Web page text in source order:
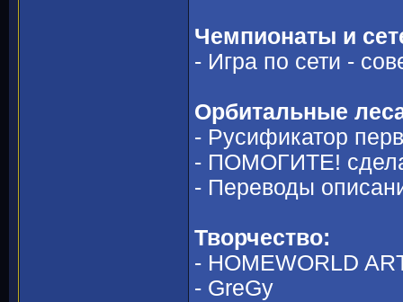
Чемпионаты и
- Игра по сети -
Орбитальные
- Русификатор
- ПОМОГИТЕ!
- Переводы
Творчество:
- HOMEWORLD
- GreGy